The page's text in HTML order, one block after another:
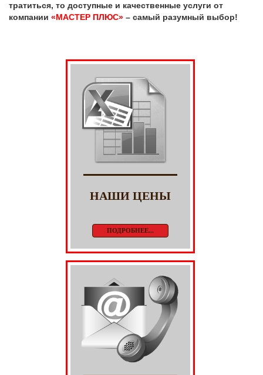
тратиться, то доступные и качественные услуги от
компании «МАСТЕР ПЛЮС» – самый разумный выбор!
НАШИ ЦЕНЫ
ПОДРОБНЕЕ...